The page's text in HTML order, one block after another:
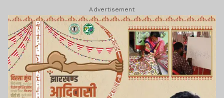
Advertisement